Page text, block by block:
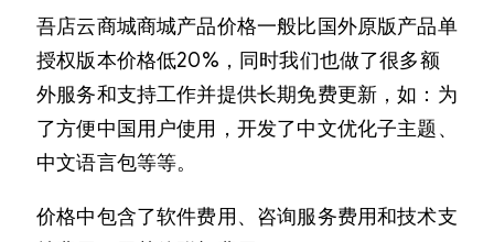
吾店云商城商城产品价格一般比国外原版产品单
授权版本价格低20%，同时我们也做了很多额
外服务和支持工作并提供长期免费更新，如：为
了方便中国用户使用，开发了中文优化子主题、
中文语言包等等。
价格中包含了软件费用、咨询服务费用和技术支